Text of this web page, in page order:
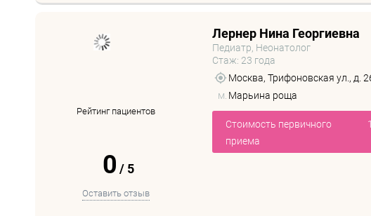
Рейтинг пациентов
0 / 5
Оставить отзыв
Лернер Нина Георгиевна
Педиатр, Неонатолог
Стаж: 23 года
Москва, Трифоновская ул., д.
м. Марьина роща
Стоимость первичного
приема